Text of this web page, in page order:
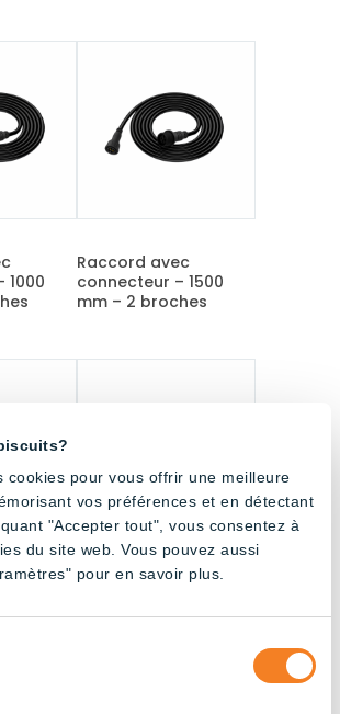
cookies pour vous offrir une meilleure
vos préférences et en détectant
"Accepter tout", vous consentez à
du site web. Vous pouvez aussi
pour en savoir plus.
1000
Raccord avec
connecteur – 1500
mm – 2 broches
Raccord avec
mm – 2 broches